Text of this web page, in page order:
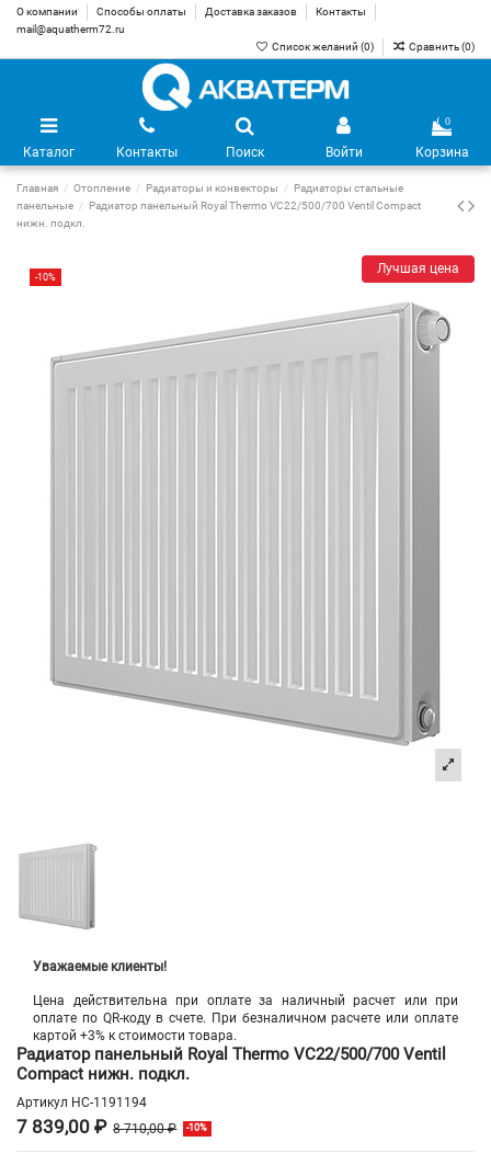
О компании Способы оплаты Доставка заказов
Контакты
mail@aquatherm72.ru
Список желаний (0) Сравнить (0)
Каталог Контакты Поиск Войти
0
Корзина
Главная Отопление Радиаторы и конвекторы
Радиаторы стальные
панельные
Радиатор панельный Royal Thermo VC22/500/700 Ventil Compact
нижн. подкл.
-10%
Лучшая цена
Уважаемые клиенты!
Цена действительна при оплате за наличный расчет или при
оплате по QR-коду в счете. При безналичном расчете или оплате
картой +3% к стоимости товара.
Радиатор панельный Royal Thermo VC22/500/700 Ventil
Compact нижн. подкл.
Артикул НС-1191194
7 839,00 ₽ 8 710,00 ₽ -10%